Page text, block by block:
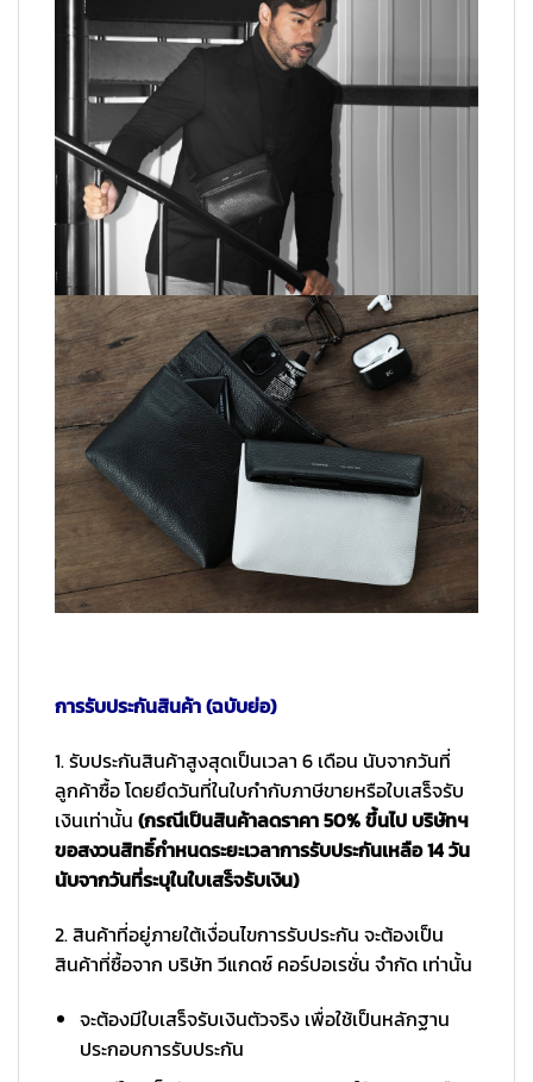
การรับประกันสินค้า (ฉบับย่อ)
1. รับประกันสินค้าสูงสุดเป็นเวลา 6 เดือน นับจากวันที่
ลูกค้าซื้อ โดยยึดวันที่ในใบกำกับภาษีขายหรือใบเสร็จรับ
เงินเท่านั้น (กรณีเป็นสินค้าลดราคา 50% ขึ้นไป บริษัทฯ
ขอสงวนสิทธิ์กำหนดระยะเวลาการรับประกันเหลือ 14 วัน
นับจากวันที่ระบุในใบเสร็จรับเงิน)
2. สินค้าที่อยู่ภายใต้เงื่อนไขการรับประกัน จะต้องเป็น
สินค้าที่ซื้อจาก บริษัท วีแกดซ์ คอร์ปอเรชั่น จำกัด เท่านั้น
จะต้องมีใบเสร็จรับเงินตัวจริง เพื่อใช้เป็นหลักฐาน
ประกอบการรับประกัน